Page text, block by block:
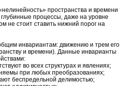
пространства и времени
процессы, даже на уровне
не стоит ставить нижний порог на
инвариантам: движению и трем его
и времени). Данные инварианты
во всех структурах и явлениях;
при любых преобразованиях;
беспредельной делимостью;